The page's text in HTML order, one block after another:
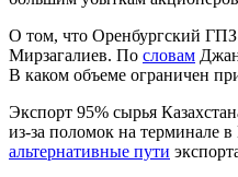
О том, что Оренбургский ГПЗ
Мирзагалиев. По словам
В каком объеме ограничен
Экспорт 95% сырья
из-за поломок на терминале
альтернативные пути